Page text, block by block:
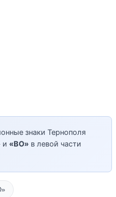
знаки Тернополя
и «ВО» в левой части